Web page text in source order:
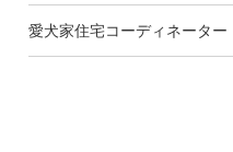
愛犬家住宅コーディネーター